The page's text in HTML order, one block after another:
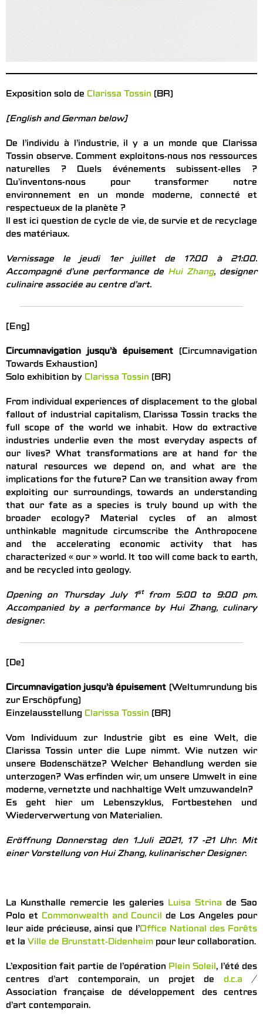
Exposition solo de Clarissa Tossin (BR)
[English and German below]
De l’individu à l’industrie, il y a un monde que Clarissa
Tossin observe. Comment exploitons-nous nos ressources
naturelles ? Quels événements subissent-elles ?
Qu’inventons-nous pour transformer notre
environnement en un monde moderne, connecté et
respectueux de la planète ?
Il est ici question de cycle de vie, de survie et de recyclage
des matériaux.
Vernissage le jeudi 1er juillet de 17:00 à 21:00.
Accompagné d’une performance de Hui Zhang, designer
culinaire associée au centre d’art.
[Eng]
Circumnavigation jusqu’à épuisement (Circumnavigation
Towards Exhaustion)
Solo exhibition by Clarissa Tossin (BR)
From individual experiences of displacement to the global
fallout of industrial capitalism, Clarissa Tossin tracks the
full scope of the world we inhabit. How do extractive
industries underlie even the most everyday aspects of
our lives? What transformations are at hand for the
natural resources we depend on, and what are the
implications for the future? Can we transition away from
exploiting our surroundings, towards an understanding
that our fate as a species is truly bound up with the
broader ecology? Material cycles of an almost
unthinkable magnitude circumscribe the Anthropocene
and the accelerating economic activity that has
characterized « our » world. It too will come back to earth,
and be recycled into geology.
Opening on Thursday July 1st from 5:00 to 9:00 pm.
Accompanied by a performance by Hui Zhang, culinary
designer.
[De]
Circumnavigation jusqu’à épuisement (Weltumrundung bis
zur Erschöpfung)
Einzelausstellung Clarissa Tossin (BR)
Vom Individuum zur Industrie gibt es eine Welt, die
Clarissa Tossin unter die Lupe nimmt. Wie nutzen wir
unsere Bodenschätze? Welcher Behandlung werden sie
unterzogen? Was erfinden wir, um unsere Umwelt in eine
moderne, vernetzte und nachhaltige Welt umzuwandeln?
Es geht hier um Lebenszyklus, Fortbestehen und
Wiederverwertung von Materialien.
Eröffnung Donnerstag den 1.Juli 2021, 17 -21 Uhr. Mit
einer Vorstellung von Hui Zhang, kulinarischer Designer.
La Kunsthalle remercie les galeries Luisa Strina de Sao
Polo et Commonwealth and Council de Los Angeles pour
leur aide précieuse, ainsi que l’Office National des Forêts
et la Ville de Brunstatt-Didenheim pour leur collaboration.
L’exposition fait partie de l’opération Plein Soleil, l’été des
centres d’art contemporain, un projet de d.c.a /
Association française de développement des centres
d’art contemporain.